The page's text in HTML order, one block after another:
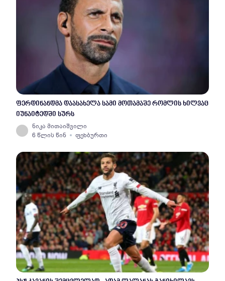
ფერდინანდმა დაასახელა სამი მოთამაშე რომლის ხილვაც
იუნაიტედში სურს
ნიკა მითაიშვილი
6 წლის წინ
ფეხბურთი